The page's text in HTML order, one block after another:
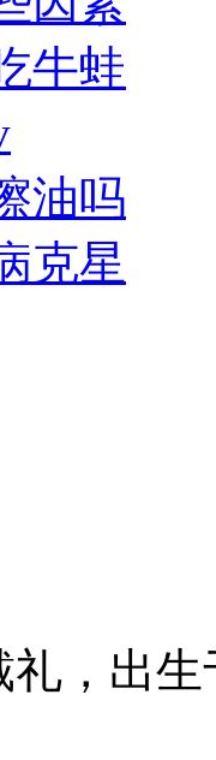
牛蛙
油吗
克星
礼，出生